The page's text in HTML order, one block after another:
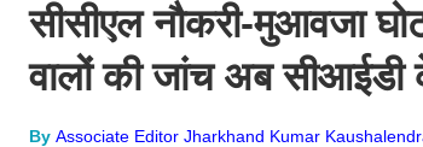
सीसीएल नौकरी-मुआवजा
वालों की जांच अब सीआईडी
By Associate Editor Jharkhand Kumar